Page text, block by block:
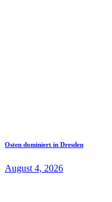
Osten dominiert in Dresden
August 4, 2026